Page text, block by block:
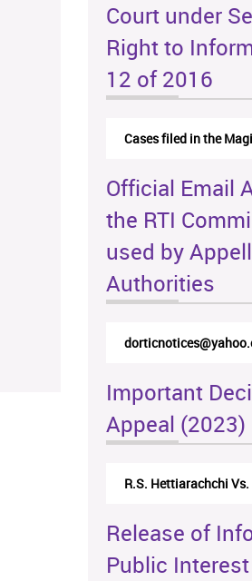
Court under
Right to
12 of 2016
Cases filed in the
Official Email
the RTI
used by
Authorities
Important
Appeal (2023)
R.S. Hettiarachchi Vs.
Release of
Public Interest